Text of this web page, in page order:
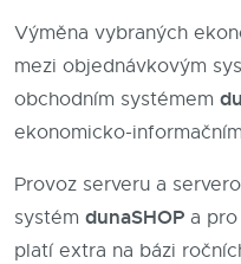
Výměna vybraných
mezi objednávkovým
obchodním systémem
ekonomicko-
Provoz serveru a
systém dunaSHOP a
platí extra na bázi